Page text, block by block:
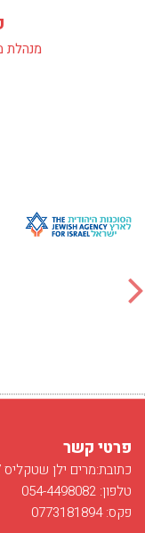
מנהלת
פרטי קשר
כתובת:מרים ילן שטקליס 17 רעננה
טלפון: 054-4498082
פקס: 0773181894